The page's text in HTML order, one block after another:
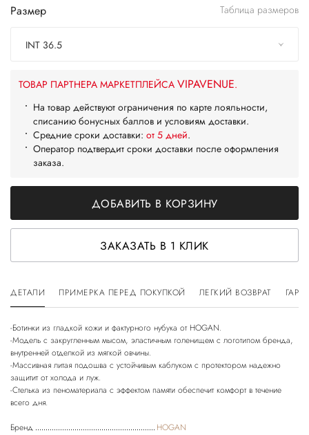
Размер Таблица размеров
INT 36.5
ТОВАР ПАРТНЕРА МАРКЕТПЛЕЙСА VIPAVENUE.
На товар действуют ограничения по карте лояльности,
списанию бонусных баллов и условиям доставки.
Средние сроки доставки: от 5 дней.
Оператор подтвердит сроки доставки после оформления
заказа.
ДОБАВИТЬ В КОРЗИНУ
ЗАКАЗАТЬ В 1 КЛИК
ДЕТАЛИ ПРИМЕРКА ПЕРЕД ПОКУПКОЙ ЛЕГКИЙ ВОЗВРАТ
-Ботинки из гладкой кожи и фактурного нубука от HOGAN.
-Модель с закругленным мысом, эластичным голенищем с логотипом бренда,
внутренней отделкой из мягкой овчины.
-Массивная литая подошва с устойчивым каблуком с протектором надежно
защитит от холода и луж.
-Стелька из пеноматериала с эффектом памяти обеспечит комфорт в течение
Бренд
HOGAN